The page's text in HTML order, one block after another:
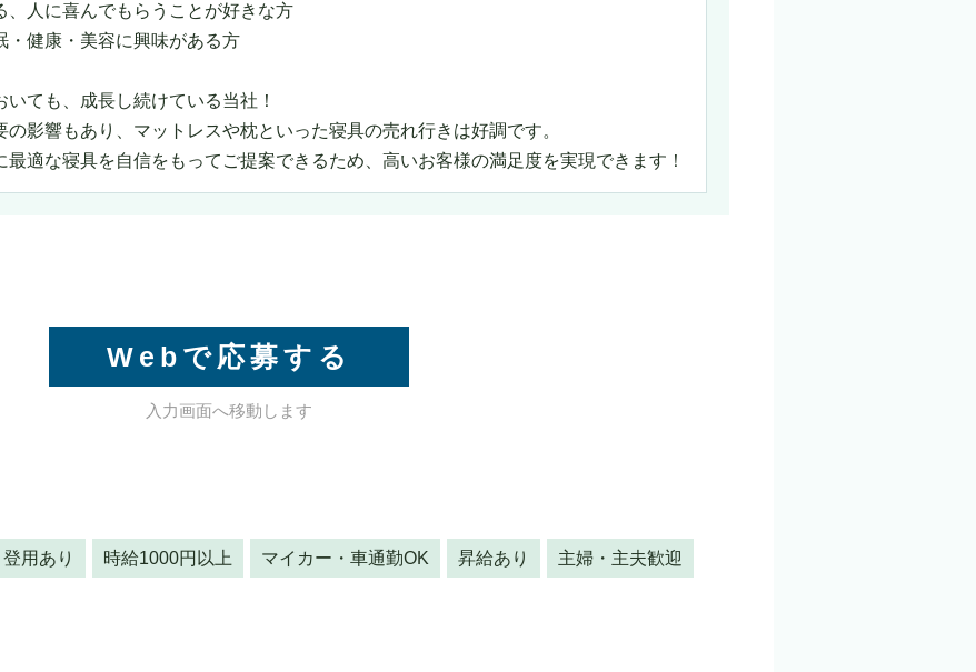
人に喜んでもらうことが好きな方
健康・美容に興味がある方
いても、成長し続けている当社！
の影響もあり、マットレスや枕といった寝具の売れ行きは好調です。
最適な寝具を自信をもってご提案できるため、高いお客様の満足度を実現できます！
Webで応募する
入力画面へ移動します
用あり 時給1000円以上 マイカー・車通勤OK 昇給あり 主婦・主夫歓迎